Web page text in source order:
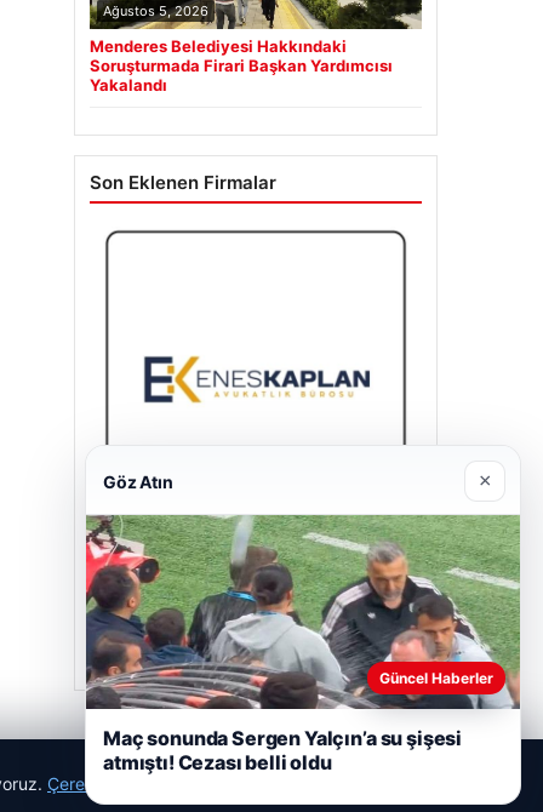
Ağustos 5, 2026
Menderes Belediyesi Hakkındaki
Soruşturmada Firari Başkan Yardımcısı
Yakalandı
Son Eklenen Firmalar
Enes Kaplan Avukatlık Bürosu
Nisan 28, 2026
Çerez Politikamız
Göz Atın ×
Güncel Haberler
Maç sonunda Sergen Yalçın’a su şişesi
atmıştı! Cezası belli oldu